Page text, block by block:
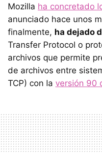
Mozilla ha concretado
anunciado hace unos
finalmente, ha dejado
Transfer Protocol o
archivos que permite
de archivos entre
TCP) con la versión 90